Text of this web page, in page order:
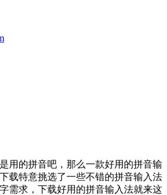
用的拼音吧，那么一款好用的拼音输
载特意挑选了一些不错的拼音输入法
需求，下载好用的拼音输入法就来这